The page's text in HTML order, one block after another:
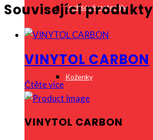
Fochsové materiály
Koženky
Související produkty
VINYTOL CARBON
Čtěte více
VINYTOL CARBON